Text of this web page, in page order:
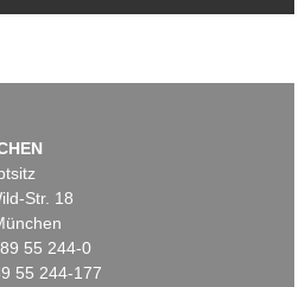
Str. 18
55 244-0
55 244-177